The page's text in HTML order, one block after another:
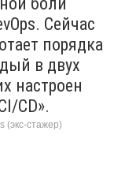
Сейчас
порядка
в двух
настроен
CD».
(экс-стажер)